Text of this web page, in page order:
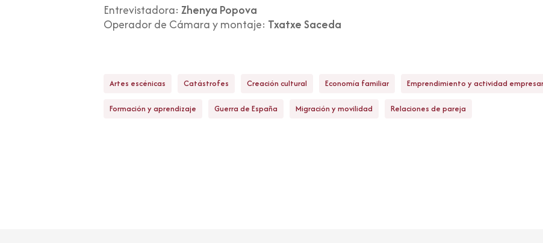
Entrevistadora:Zhenya Popova
Operador de Cámara y montaje: Txatxe Saceda
Artes escénicas Catástrofes Creación cultural Economía familiar Emprendimiento y actividad
Formación y aprendizaje Guerra de España Migración y movilidad Relaciones de pareja